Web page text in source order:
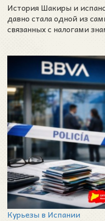
История Шакиры и
давно стала одной из
связанных с налогами
Курьезы в Испании